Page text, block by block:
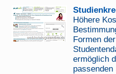
Höhere
Formen
ermöglich